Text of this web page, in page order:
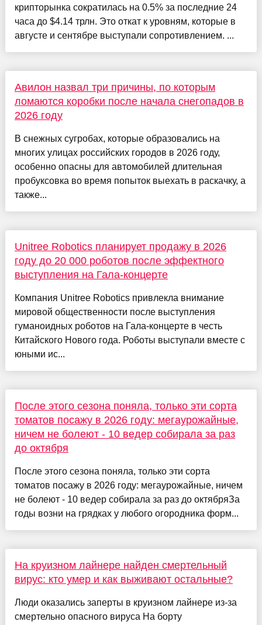
крипторынка сократилась на 0.5% за последние 24
часа до $4.14 трлн. Это откат к уровням, которые в
августе и сентябре выступали сопротивлением. ...
Авилон назвал три причины, по которым
ломаются коробки после начала снегопадов в
2026 году
В снежных сугробах, которые образовались на
многих улицах российских городов в 2026 году,
особенно опасны для автомобилей длительная
пробуксовка во время попыток выехать в раскачку, а
также...
Unitree Robotics планирует продажу в 2026
году до 20 000 роботов после эффектного
выступления на Гала-концерте
Компания Unitree Robotics привлекла внимание
мировой общественности после выступления
гуманоидных роботов на Гала-концерте в честь
Китайского Нового года. Роботы выступали вместе с
юными ис...
После этого сезона поняла, только эти сорта
томатов посажу в 2026 году: мегаурожайные,
ничем не болеют - 10 ведер собирала за раз
до октября
После этого сезона поняла, только эти сорта
томатов посажу в 2026 году: мегаурожайные, ничем
не болеют - 10 ведер собирала за раз до октябряЗа
годы возни на грядках у любого огородника форм...
На круизном лайнере найден смертельный
вирус: кто умер и как выживают остальные?
Люди оказались заперты в круизном лайнере из-за
смертельно опасного вируса На борту